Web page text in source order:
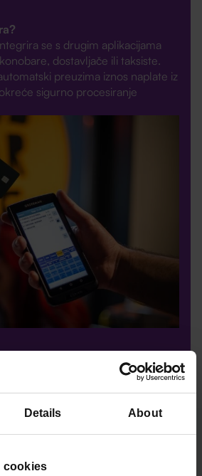
Details About
cookies
se s drugim aplikacijama
dostavljače ili taksiste.
preuzima iznos naplate iz
sigurno procesiranje